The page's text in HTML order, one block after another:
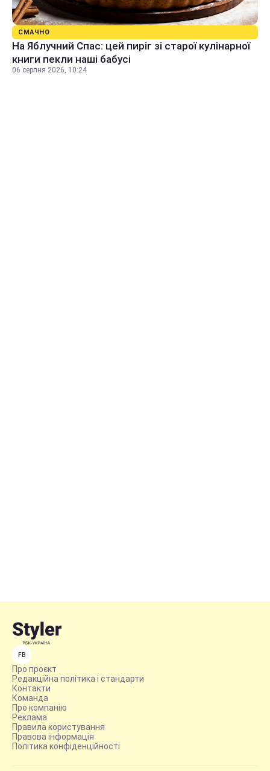
СМАЧНО
На Яблучний Спас: цей пиріг зі старої кулінарної
книги пекли наші бабусі
06 серпня 2026, 10:24
FB
Про проєкт
Редакційна політика і стандарти
Контакти
Команда
Про компанію
Реклама
Правила користування
Правова інформація
Політика конфіденційності